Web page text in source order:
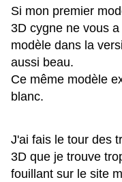
Si mon premier
3D cygne ne vous
modèle dans la
aussi beau.
Ce même modèle
blanc.
J'ai fais le tour des
3D que je trouve
fouillant sur le site